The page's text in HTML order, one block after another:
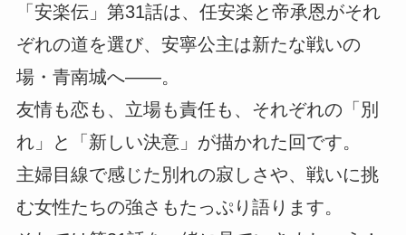
「安楽伝」第31話は、任安楽と帝承恩がそれ
ぞれの道を選び、安寧公主は新たな戦いの
場・青南城へ――。
友情も恋も、立場も責任も、それぞれの「別
れ」と「新しい決意」が描かれた回です。
主婦目線で感じた別れの寂しさや、戦いに挑
む女性たちの強さもたっぷり語ります。